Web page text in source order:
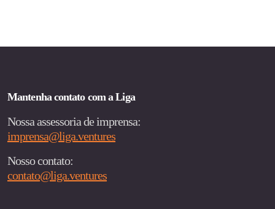
Mantenha contato com a Liga
Nossa assessoria de imprensa:
imprensa@liga.ventures
Nosso contato:
contato@liga.ventures